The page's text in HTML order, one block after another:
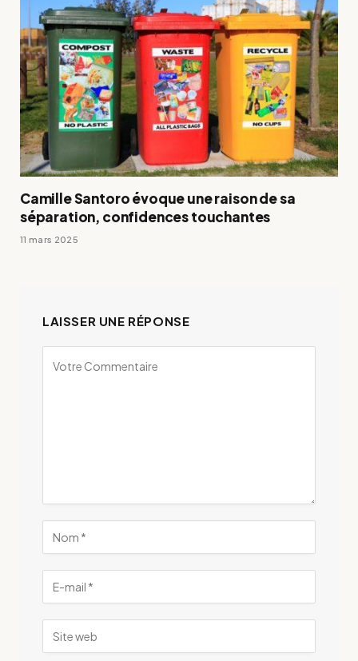
Camille Santoro évoque une raison de sa
séparation, confidences touchantes
11 mars 2025
LAISSER UNE RÉPONSE